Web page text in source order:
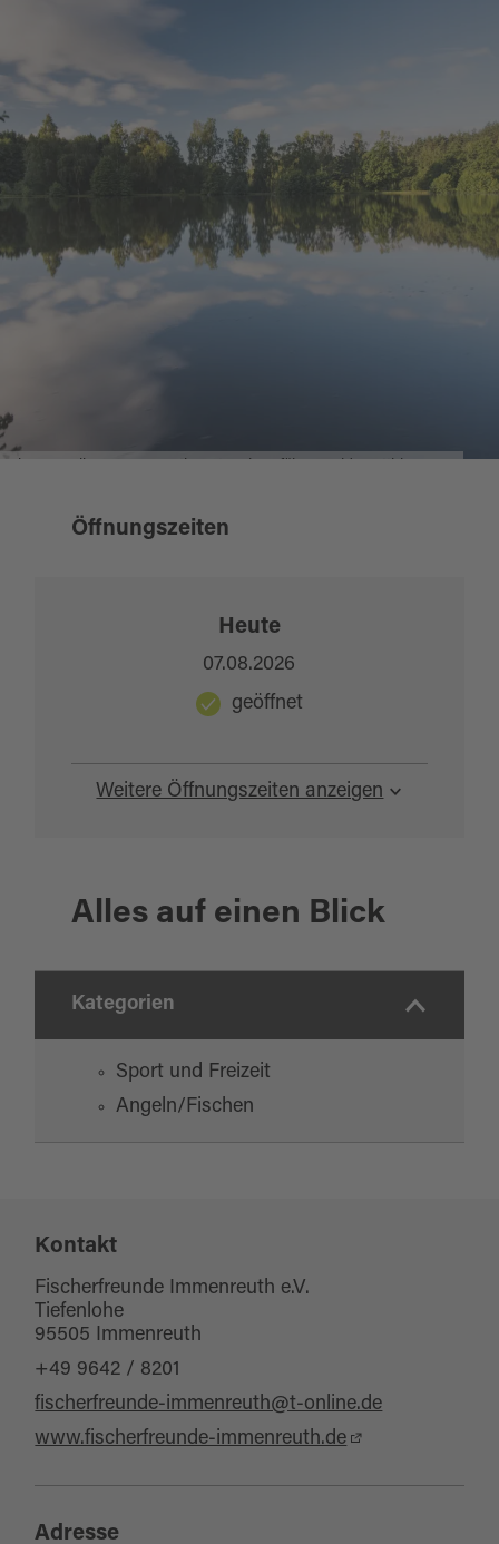
Kulmain, Tel. +49 9642 / 8232
Weitere Informationen für Tageskarten unter
www.fischerfreunde-immenreuth.de
, zuletzt geändert am 24.10.2025
Öffnungszeiten
Weitere Öffnungszeiten anzeigen
Heute
07.08.2026
geöffnet
Alles auf einen Blick
Kategorien
Sport und Freizeit
Angeln/Fischen
Kontakt
Fischerfreunde Immenreuth e.V.
Tiefenlohe
95505 Immenreuth
+49 9642 / 8201
fischerfreunde-immenreuth@t-online.de
www.fischerfreunde-immenreuth.de
Adresse